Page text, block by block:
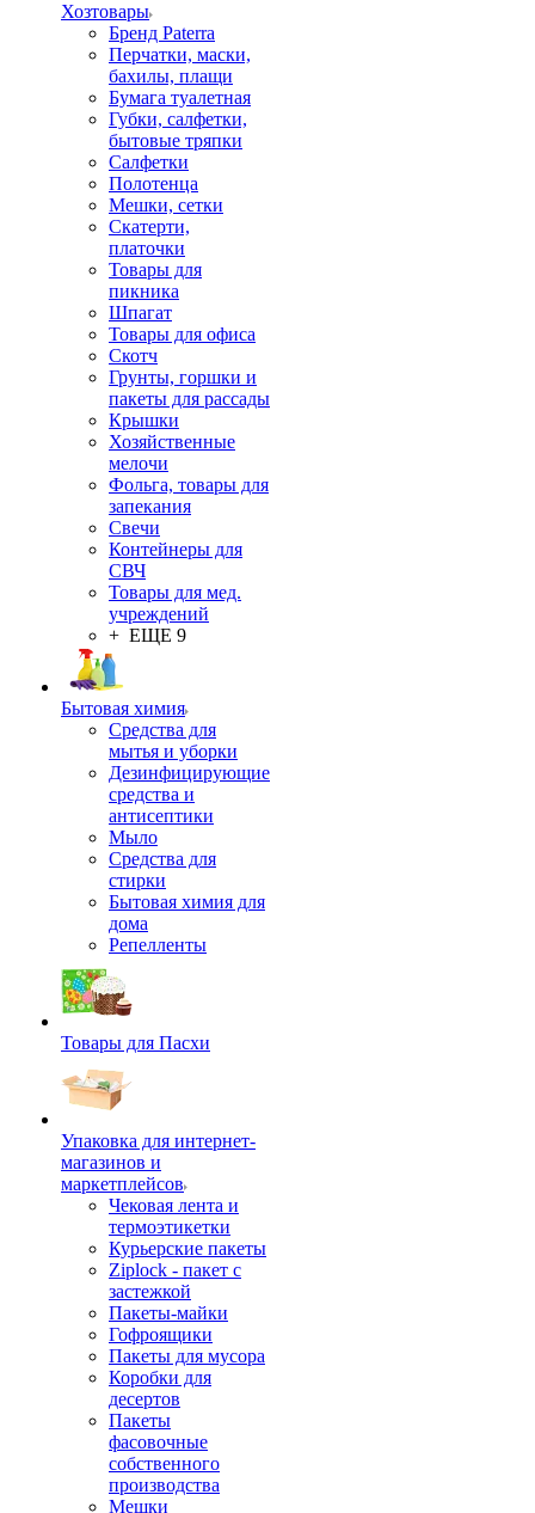
Хозтовары
Бренд Paterra
Перчатки, маски,
бахилы, плащи
Бумага туалетная
Губки, салфетки,
бытовые тряпки
Салфетки
Полотенца
Мешки, сетки
Скатерти,
платочки
Товары для
пикника
Шпагат
Товары для офиса
Скотч
Грунты, горшки и
пакеты для рассады
Крышки
Хозяйственные
мелочи
Фольга, товары для
запекания
Свечи
Контейнеры для
СВЧ
Товары для мед.
учреждений
+ ЕЩЕ 9
Бытовая химия
Средства для
мытья и уборки
Дезинфицирующие
средства и
антисептики
Мыло
Средства для
стирки
Бытовая химия для
дома
Репелленты
Товары для Пасхи
Упаковка для интернет-
магазинов и
маркетплейсов
Чековая лента и
термоэтикетки
Курьерские пакеты
Ziplock - пакет с
застежкой
Пакеты-майки
Гофроящики
Пакеты для мусора
Коробки для
десертов
Пакеты
фасовочные
собственного
производства
Мешки